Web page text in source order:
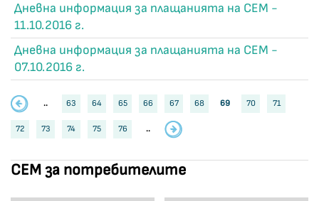
СЕМ за потребителите
Дневна информация за плащанията на СЕМ -
11.10.2016 г.
Дневна информация за плащанията на СЕМ -
07.10.2016 г.
.. 63 64 65 66 67 68 69 70 71
72 73 74 75 76 ..